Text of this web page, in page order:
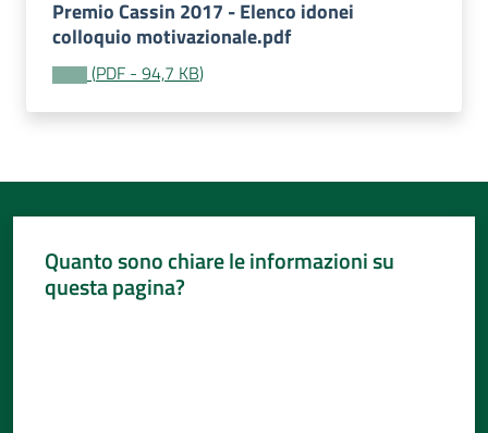
cittadini
Premio Cassin 2017 - Elenco idonei
colloquio motivazionale.pdf
(PDF - 94,7 KB)
Quanto sono chiare le informazioni su
questa pagina?